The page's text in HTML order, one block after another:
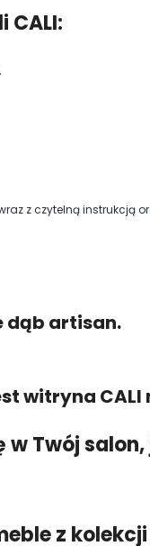
CALI:
z czytelną instrukcją
dąb artisan.
witryna
Twój
z kolekcji